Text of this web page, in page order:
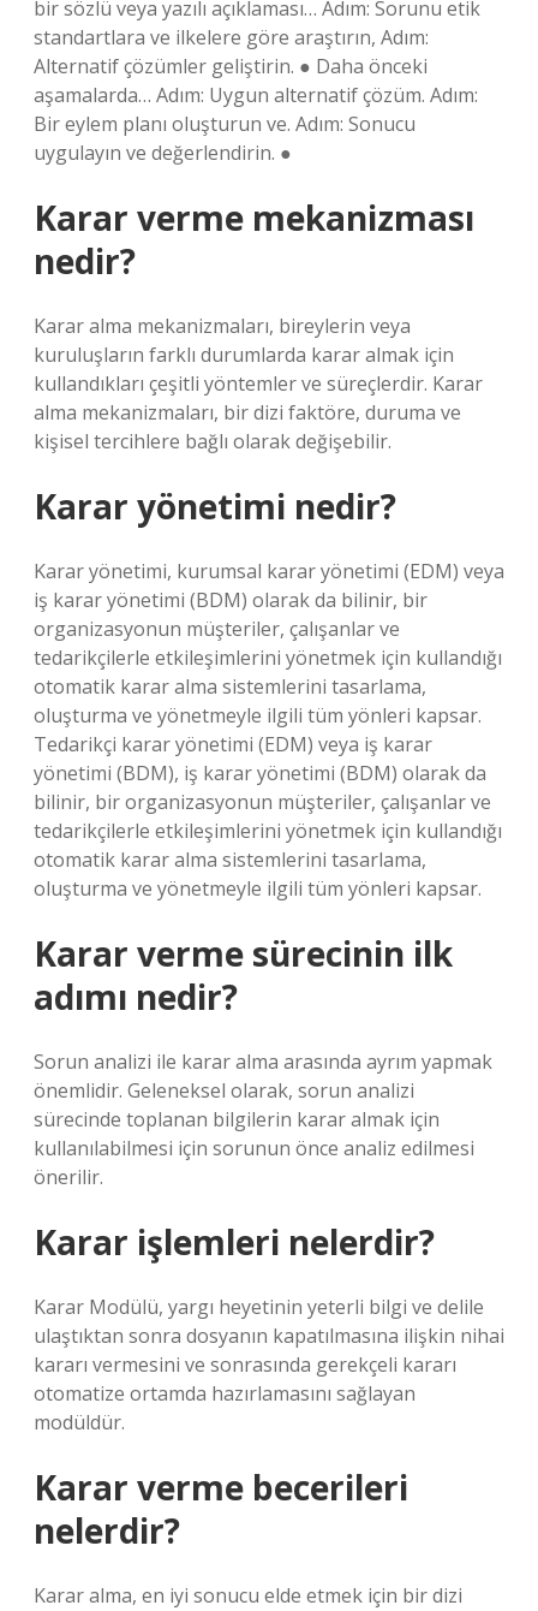
bir sözlü veya yazılı açıklaması… Adım: Sorunu etik
standartlara ve ilkelere göre araştırın, Adım:
Alternatif çözümler geliştirin. ● Daha önceki
aşamalarda… Adım: Uygun alternatif çözüm. Adım:
Bir eylem planı oluşturun ve. Adım: Sonucu
uygulayın ve değerlendirin. ●
Karar verme mekanizması
nedir?
Karar alma mekanizmaları, bireylerin veya
kuruluşların farklı durumlarda karar almak için
kullandıkları çeşitli yöntemler ve süreçlerdir. Karar
alma mekanizmaları, bir dizi faktöre, duruma ve
kişisel tercihlere bağlı olarak değişebilir.
Karar yönetimi nedir?
Karar yönetimi, kurumsal karar yönetimi (EDM) veya
iş karar yönetimi (BDM) olarak da bilinir, bir
organizasyonun müşteriler, çalışanlar ve
tedarikçilerle etkileşimlerini yönetmek için kullandığı
otomatik karar alma sistemlerini tasarlama,
oluşturma ve yönetmeyle ilgili tüm yönleri kapsar.
Tedarikçi karar yönetimi (EDM) veya iş karar
yönetimi (BDM), iş karar yönetimi (BDM) olarak da
bilinir, bir organizasyonun müşteriler, çalışanlar ve
tedarikçilerle etkileşimlerini yönetmek için kullandığı
otomatik karar alma sistemlerini tasarlama,
oluşturma ve yönetmeyle ilgili tüm yönleri kapsar.
Karar verme sürecinin ilk
adımı nedir?
Sorun analizi ile karar alma arasında ayrım yapmak
önemlidir. Geleneksel olarak, sorun analizi
sürecinde toplanan bilgilerin karar almak için
kullanılabilmesi için sorunun önce analiz edilmesi
önerilir.
Karar işlemleri nelerdir?
Karar Modülü, yargı heyetinin yeterli bilgi ve delile
ulaştıktan sonra dosyanın kapatılmasına ilişkin nihai
kararı vermesini ve sonrasında gerekçeli kararı
otomatize ortamda hazırlamasını sağlayan
modüldür.
Karar verme becerileri
nelerdir?
Karar alma, en iyi sonucu elde etmek için bir dizi